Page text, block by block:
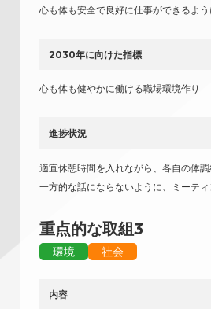
心も体も安全で良好に仕事ができるよう
2030年に向けた指標
心も体も健やかに働ける職場環境作り
進捗状況
適宜休憩時間を入れながら、各自の体
一方的な話にならないように、ミーテ
重点的な取組3
環境 社会
内容